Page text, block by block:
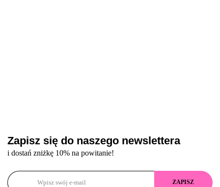
Zapisz się do naszego newslettera
i dostań zniżkę 10% na powitanie!